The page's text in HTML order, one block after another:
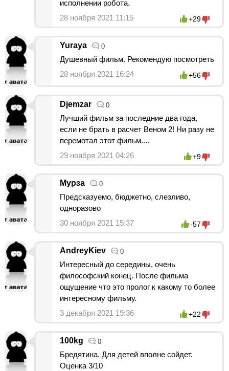
исполнении робота.
28 ноября 2021 11:15
+29
Yuraya 0
Душевный фильм. Рекомендую посмотреть
28 ноября 2021 16:24
+56
Djemzar 0
Лучший фильм за последние два года,
если не брать в расчет Веном 2! Ни разу не
перемотал этот фильм....
29 ноября 2021 04:26
+9
Мурза 0
Предсказуемо, бюджетно, слезливо,
одноразово
30 ноября 2021 15:37
-57
AndreyKiev 0
Интересный до середины, очень
философский конец. После фильма
ощущение что это пролог к какому то более
интересному фильму.
3 декабря 2021 19:36
+22
100kg 0
Бредятина. Для детей вполне сойдет.
Оценка 3/10